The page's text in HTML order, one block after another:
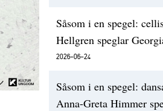
Såsom i en spegel:
Hellgren speglar
2026-06-24
Såsom i en spegel:
Anna-Greta Himmer